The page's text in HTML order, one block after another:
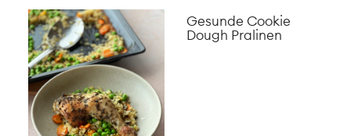
Gesunde Cookie
Dough Pralinen